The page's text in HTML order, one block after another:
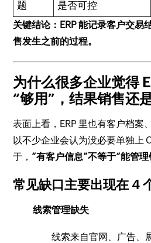
题 是否可控
关键结论：ERP 能记录客户交易
售发生之前的过程。
为什么很多企业觉得
“够用”，结果销售还
表面上看，ERP 里也有客户档案
以不少企业会认为没必要单独上
于， “有客户信息”不等于“能管理
常见缺口主要出现在 4
线索管理缺失
线索来自官网、广告、